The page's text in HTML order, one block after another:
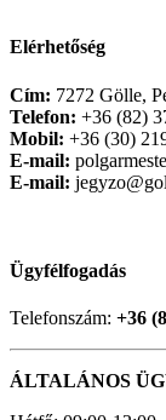
Elérhetőség
Cím: 7272 Gölle,
Telefon: +36 (82)
Mobil: +36 (30)
E-mail:
E-mail:
Ügyfélfogadás
Telefonszám: +36
ÁLTALÁNOS